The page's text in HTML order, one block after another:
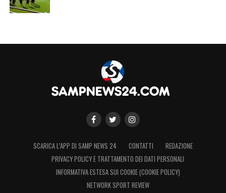
SCARICA L’APP DI SAMP NEWS 24 CONTATTI
REDAZIONE
PRIVACY POLICY E TRATTAMENTO DEI DATI PERSONALI
INFORMATIVA ESTESA SUI COOKIE (COOKIE POLICY)
NETWORK SPORT REVIEW